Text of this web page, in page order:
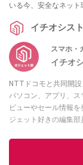
いる今、安全なネッ
PLUSでご確認ください
イチオシスト
スマホ・
イチオ
NTTドコモと共同開設
パソコン、アプリ、
ビューやセール情報
ジェット好きの編集部